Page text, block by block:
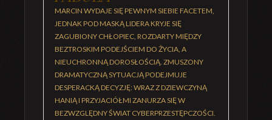
MARCIN WYDAJE SIĘ PEWNYM SIEBIE FACETEM,
JEDNAK POD MASKĄ LIDERA KRYJE SIĘ
ZAGUBIONY CHŁOPIEC, ROZDARTY MIĘDZY
BEZTROSKIM PODEJŚCIEM DO ŻYCIA, A
NIEUCHRONNĄ DOROSŁOŚCIĄ. ZMUSZONY
DRAMATYCZNĄ SYTUACJĄ PODEJMUJE
DESPERACKĄ DECYZJĘ: WRAZ Z DZIEWCZYNĄ
HANIĄ I PRZYJACIÓŁMI ZANURZA SIĘ W
BEZWZGLĘDNY ŚWIAT CYBERPRZESTĘPCZOŚCI.